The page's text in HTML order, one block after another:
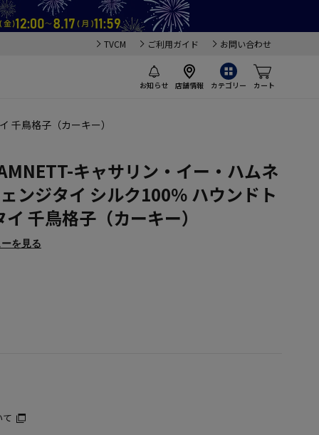
TVCM ご利用ガイド お問い合わせ
お知らせ 店舗情報 カテゴリー カート
千鳥格子（カーキー）
キャサリン・イー・ハムネ
ンジタイ シルク100％ ハウンドト
千鳥格子（カーキー）
を見る
て